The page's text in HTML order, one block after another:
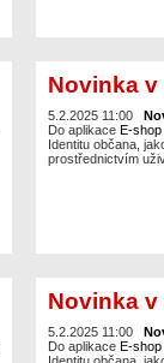
Novinka
5.2.2025 11:00
Do aplikace E-shop
Identitu občana,
prostřednictvím
Novinka
5.2.2025 11:00
Do aplikace E-shop